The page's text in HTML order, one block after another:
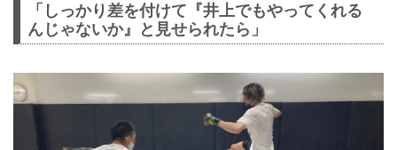
「しっかり差を付けて『井上でもやってくれる
んじゃないか』と見せられたら」